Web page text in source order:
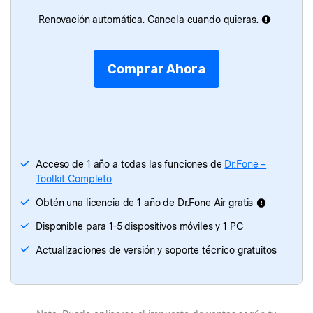
Dr.Fone- Ubicación Virtual
- Borrador de Datos
- Recuperación de Datos
Renovación automática. Cancela cuando quieras.
Comprar Ahora
Acceso de 1 año a todas las funciones de Dr.Fone –
Toolkit Completo
Obtén una licencia de 1 año de Dr.Fone Air gratis
Disponible para 1-5 dispositivos móviles y 1 PC
Actualizaciones de versión y soporte técnico gratuitos